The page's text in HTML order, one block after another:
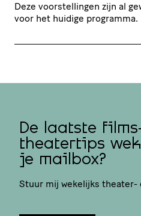
Deze voorstellingen zijn al
voor het huidige programma.
De laatste
theatertips
je mailbox?
Stuur mij wekelijks theater-